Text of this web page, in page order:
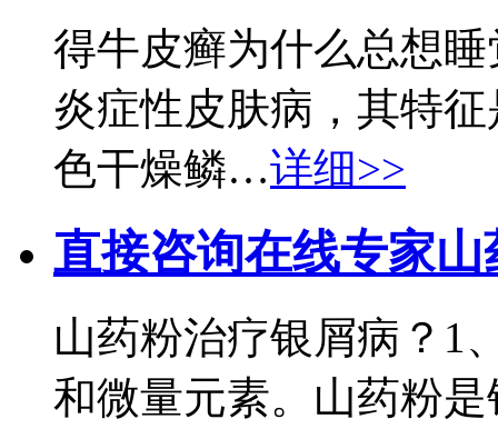
得牛皮癣为什么总想
炎症性皮肤病，其特
色干燥鳞…详细>>
直接咨询在线专家山
山药粉治疗银屑病？1
和微量元素。山药粉